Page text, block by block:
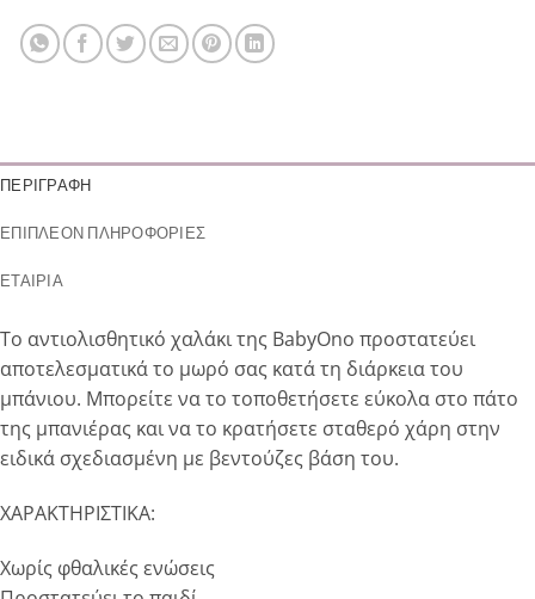
ΠΕΡΙΓΡΑΦΉ
ΕΠΙΠΛΈΟΝ ΠΛΗΡΟΦΟΡΊΕΣ
ΕΤΑΙΡΊΑ
Το αντιολισθητικό χαλάκι της BabyOno προστατεύει
αποτελεσματικά το μωρό σας κατά τη διάρκεια του
μπάνιου. Μπορείτε να το τοποθετήσετε εύκολα στο πάτο
της μπανιέρας και να το κρατήσετε σταθερό χάρη στην
ειδικά σχεδιασμένη με βεντούζες βάση του.
ΧΑΡΑΚΤΗΡΙΣΤΙΚΑ:
Χωρίς φθαλικές ενώσεις